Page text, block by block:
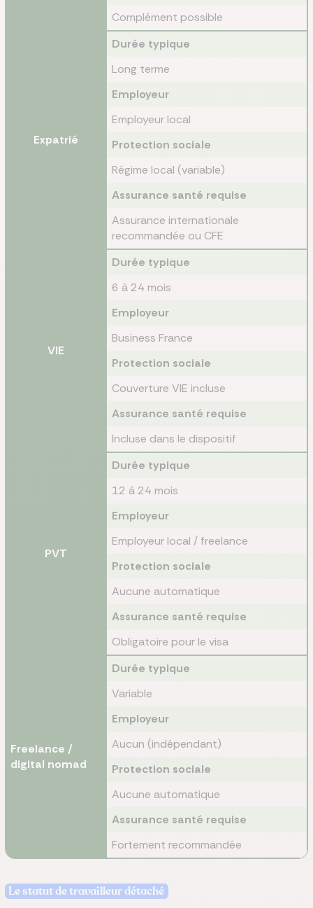
Complément possible
Expatrié
Durée typique
Long terme
Employeur
Employeur local
Protection sociale
Régime local (variable)
Assurance santé requise
Assurance internationale
recommandée ou CFE
VIE
Durée typique
6 à 24 mois
Employeur
Business France
Protection sociale
Couverture VIE incluse
Assurance santé requise
Incluse dans le dispositif
PVT
Durée typique
12 à 24 mois
Employeur
Employeur local / freelance
Protection sociale
Aucune automatique
Assurance santé requise
Obligatoire pour le visa
Freelance /
digital nomad
Durée typique
Variable
Employeur
Aucun (indépendant)
Protection sociale
Aucune automatique
Assurance santé requise
Fortement recommandée
Le statut de travailleur détaché